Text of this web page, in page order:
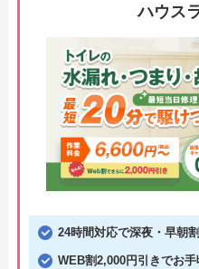
ハウス
24時間対応で深夜・早朝
WEB割2,000円引きでお手